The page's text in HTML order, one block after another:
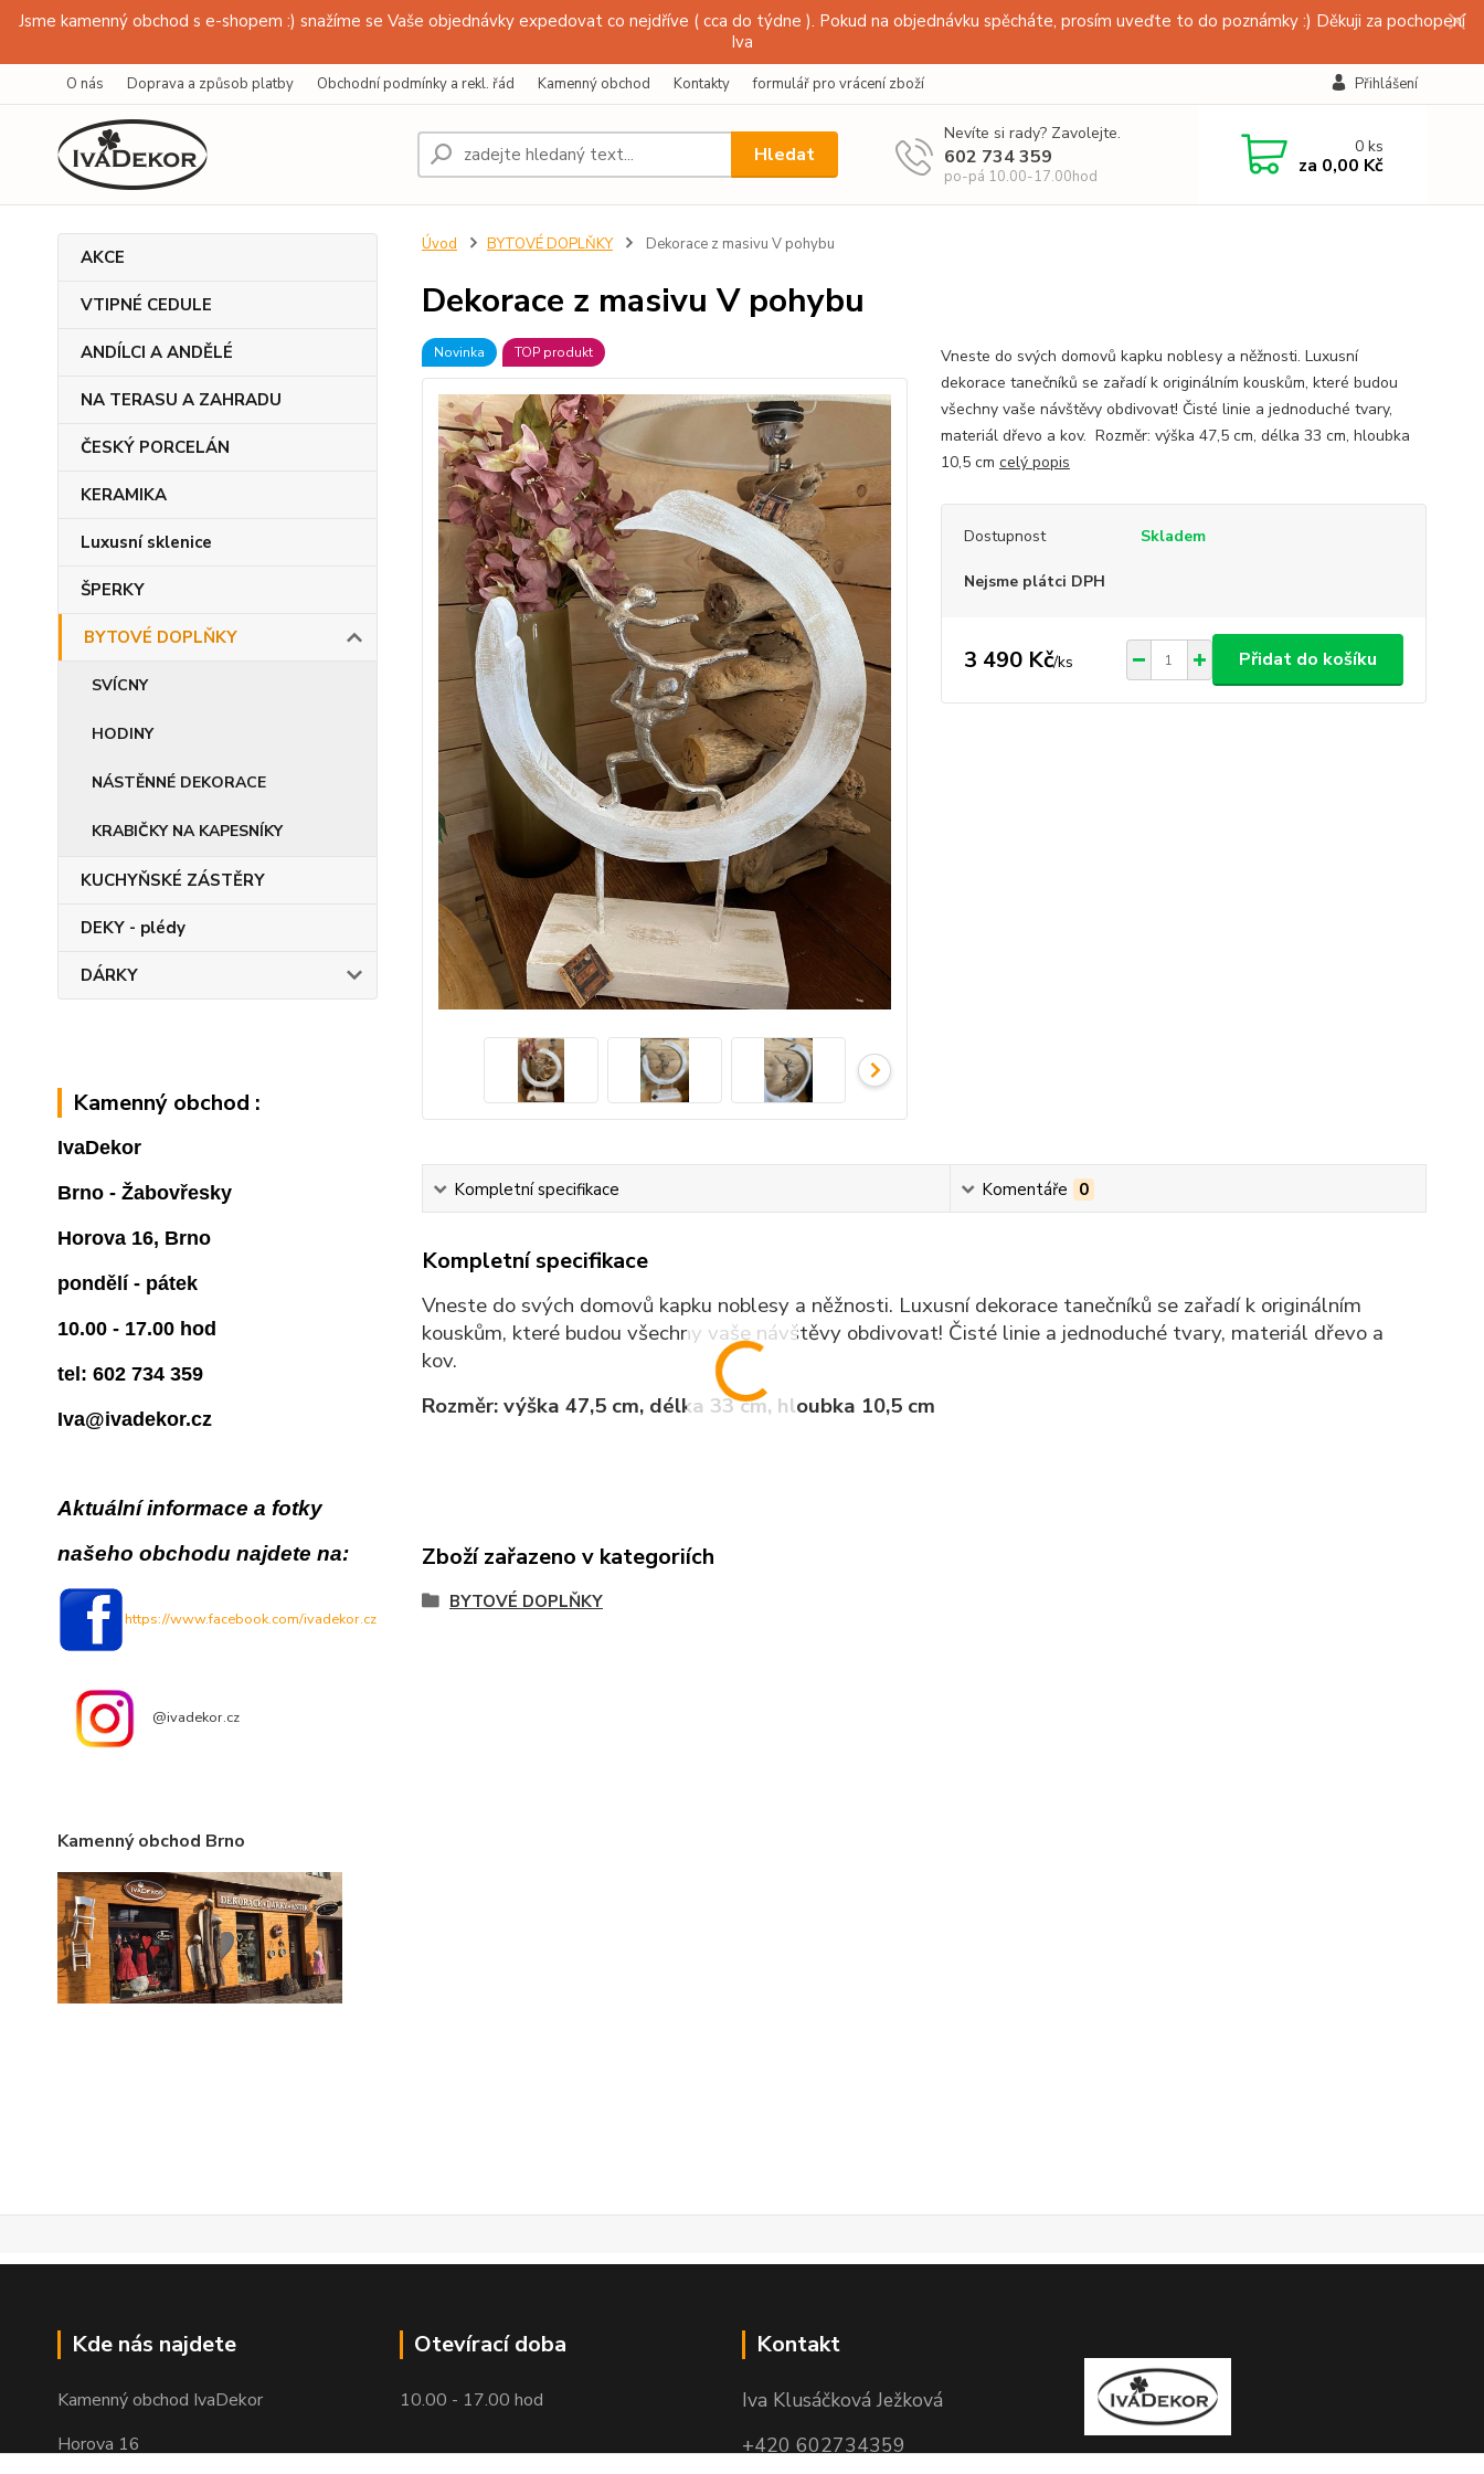
Jsme kamenný obchod s e-shopem :) snažíme se Vaše objednávky expedovat co nejdříve ( cca do týdne ). Pokud na objednávku spěcháte, prosím uveďte to do poznámky :) Děkuji za pochopení
Iva
O nás Doprava a způsob platby Obchodní podmínky a rekl. řád Kamenný obchod Kontakty formulář pro vrácení zboží Přihlášení
Hledat
Nevíte si rady? Zavolejte.
602 734 359
po-pá 10.00-17.00hod
0ks
za 0,00 Kč
AKCE
VTIPNÉ CEDULE
ANDÍLCI A ANDĚLÉ
NA TERASU A ZAHRADU
ČESKÝ PORCELÁN
KERAMIKA
Luxusní sklenice
ŠPERKY
BYTOVÉ DOPLŇKY
SVÍCNY
HODINY
NÁSTĚNNÉ DEKORACE
KRABIČKY NA KAPESNÍKY
KUCHYŇSKÉ ZÁSTĚRY
DEKY - plédy
DÁRKY
Kamenný obchod :
IvaDekor
Brno - Žabovřesky
Horova 16, Brno
pondělí - pátek
10.00 - 17.00 hod
tel: 602 734 359
Iva@ivadekor.cz
Aktuální informace a fotky
našeho obchodu najdete na:
https://www.facebook.com/ivadekor.cz
@ivadekor.cz
Kamenný obchod Brno
Úvod BYTOVÉ DOPLŇKY Dekorace z masivu V pohybu
Dekorace z masivu V pohybu
Novinka TOP produkt
Vneste do svých domovů kapku noblesy a něžnosti. Luxusní
dekorace tanečníků se zařadí k originálním kouskům, které budou
všechny vaše návštěvy obdivovat! Čisté linie a jednoduché tvary,
materiál dřevo a kov. Rozměr: výška 47,5 cm, délka 33 cm, hloubka
10,5 cm celý popis
Dostupnost Skladem
Nejsme plátci DPH
3 490 Kč/ks Přidat do košíku
Kompletní specifikace Komentáře 0
Kompletní specifikace
Vneste do svých domovů kapku noblesy a něžnosti. Luxusní dekorace tanečníků se zařadí k originálním
kouskům, které budou všechny vaše návštěvy obdivovat! Čisté linie a jednoduché tvary, materiál dřevo a
kov.
Rozměr: výška 47,5 cm, délka 33 cm, hloubka 10,5 cm
Zboží zařazeno v kategoriích
BYTOVÉ DOPLŇKY
Kde nás najdete
Kamenný obchod IvaDekor
Horova 16
Otevírací doba
10.00 - 17.00 hod
Kontakt
Iva Klusáčková Ježková
+420 602734359